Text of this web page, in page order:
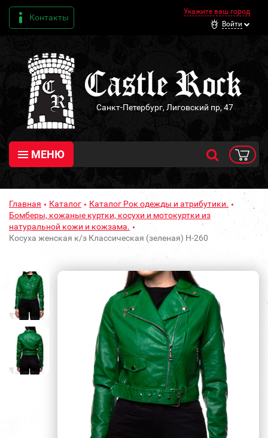
Контакты
Укажите ваш город
Войти
Санкт-Петербург, Лиговский пр, 47
МЕНЮ
Главная Каталог
Каталог Рок одежды и атрибутики.
Бомберы, кожаные куртки, косухи и мотокуртки из
натуральной кожи и кожзама.
Косуха женская к/з Классическая (зеленая) H-260